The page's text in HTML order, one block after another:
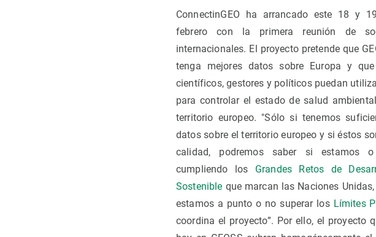
ConnectinGEO ha arrancado este 18 y
febrero con la primera reunión de
internacionales. El proyecto pretende que
tenga mejores datos sobre Europa y
científicos, gestores y políticos puedan
para controlar el estado de salud
territorio europeo. "Sólo si tenemos
datos sobre el territorio europeo y si éstos
calidad, podremos saber si estamos
cumpliendo los Grandes Retos de
Sostenible que marcan las Naciones
estamos a punto o no superar los Límites
coordina el proyecto”. Por ello, el proyecto